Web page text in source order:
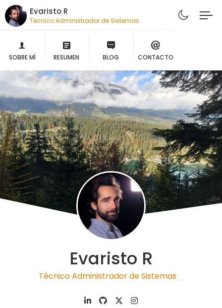
Evaristo R
Técnico Administrador de Sistemas
SOBRE MÍ RESUMEN BLOG CONTACTO
Evaristo R
Técnico Administrador de Sistemas |